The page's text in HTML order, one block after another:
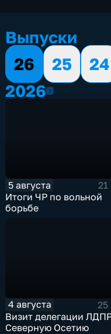
Выпуски
26
25 24
20262026
5 августа
Итоги ЧР по вольной
борьбе
4 августа
Визит делегации
Северную Осетию